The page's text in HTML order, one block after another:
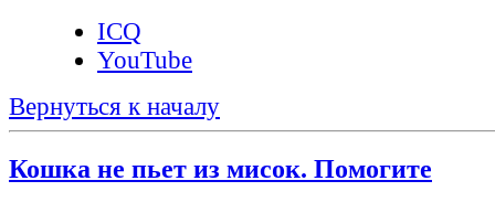
ICQ
YouTube
Вернуться к началу
Кошка не пьет из мисок. Помогите